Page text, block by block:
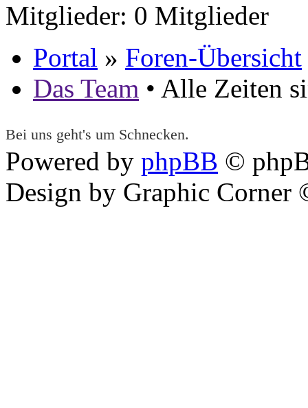
Mitglieder: 0 Mitglieder
Portal » Foren-Übersicht
Das Team • Alle Zeiten
Bei uns geht's um Schnecken.
Powered by phpBB ©
Design by Graphic Corner